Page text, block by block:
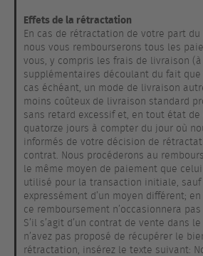
Effets de la rétractation
En cas de rétractation de votre part
nous vous rembourserons tous les
vous, y compris les frais de livraison
supplémentaires découlant du fait
cas échéant, un mode de livraison
moins coûteux de livraison standard
sans retard excessif et, en tout état
quatorze jours à compter du jour où
informés de votre décision de
contrat. Nous procéderons au
le même moyen de paiement que
utilisé pour la transaction initiale, sauf
expressément d’un moyen différent;
ce remboursement n’occasionnera
S’il s’agit d’un contrat de vente dans
n’avez pas proposé de récupérer le
rétractation, insérez le texte suivant: